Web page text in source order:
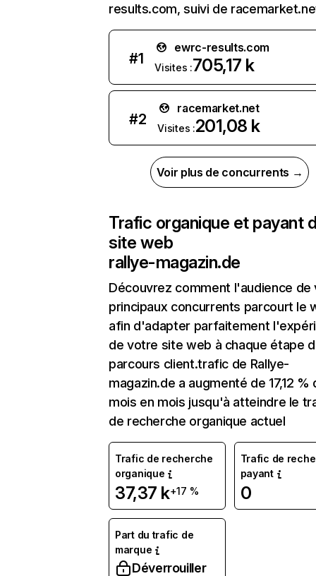
results.com, suivi de
#1
ewrc-results.com
Visites :705,17 k
#2
racemarket.net
Visites :201,08 k
Voir plus de concurrents →
Trafic organique et payant
site web
rallye-magazin.de
Découvrez comment l'audience de
principaux concurrents parcourt le
afin d'adapter parfaitement
de votre site web à chaque étape
parcours client.trafic de Rallye-
magazin.de a augmenté de 17,12 %
mois en mois jusqu'à atteindre le
de recherche organique actuel
Trafic de recherche
organique
37,37 k+17 %
Trafic de
payant
0
Part du trafic de
marque
Déverrouiller